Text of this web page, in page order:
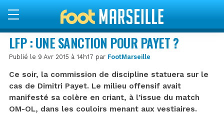
LFP : UNE SANCTION POUR PAYET ?
Publié le 9 Avr 2015 à 14h17 par FootMarseille
Ce soir, la commission de discipline statuera sur le
cas de Dimitri Payet. Le milieu offensif avait
manifesté sa colère en criant, à l’issue du match
OM-OL, dans les couloirs menant aux vestiaires.